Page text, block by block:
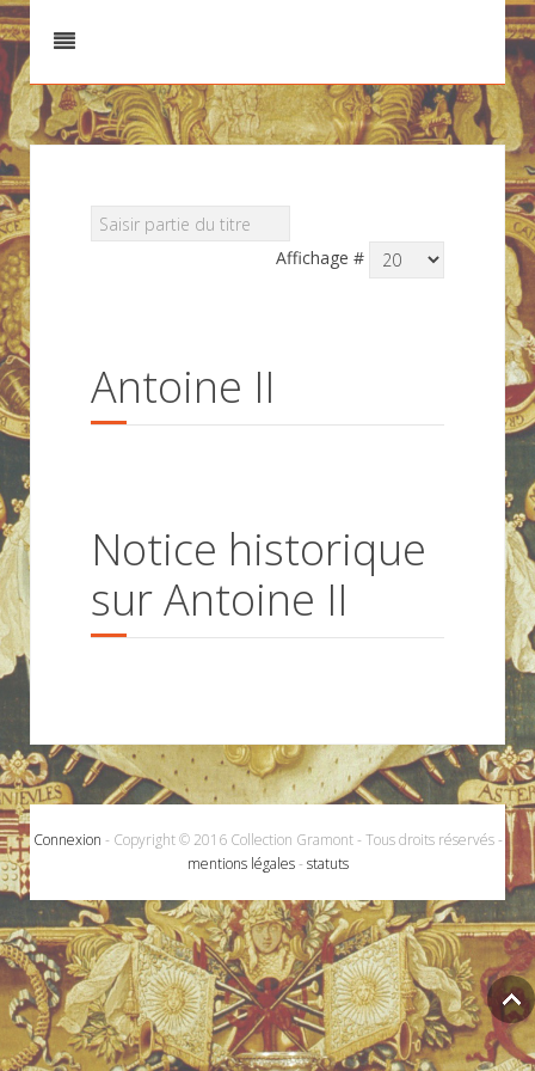
Affichage #
Antoine II
Notice historique
sur Antoine II
Connexion - Copyright © 2016 Collection Gramont - Tous droits réservés -
mentions légales- statuts